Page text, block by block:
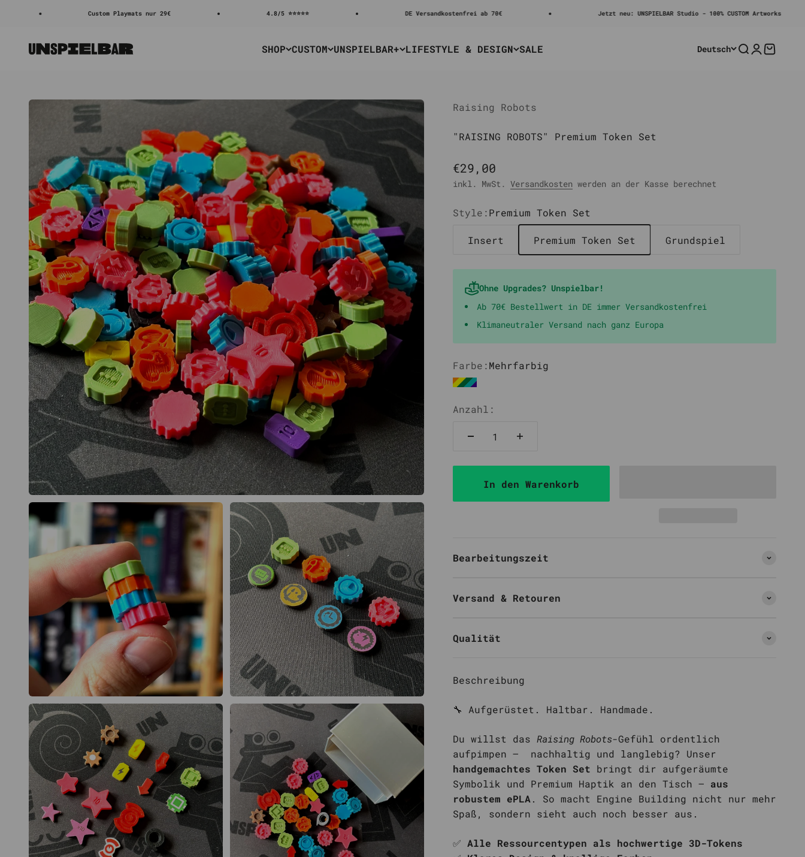
Custom Playmats nur 29€ 4.8/5 ⭐⭐⭐⭐⭐ DE Versandkostenfrei ab 70€ Jetzt neu: UNSPIELBAR Studio - 100% CUSTOM Artworks
SHOP CUSTOM UNSPIELBAR+ LIFESTYLE & DESIGN SALE
Unspielbar Deutsch SucheAnmelden
Raising Robots
"RAISING ROBOTS" Premium Token Set
Angebot
€29,00
inkl. MwSt. Versandkosten werden an der Kasse berechnet
Style:Premium Token Set
Insert Premium Token Set Grundspiel
Ohne Upgrades? Unspielbar!
Ab 70€ Bestellwert in DE immer Versandkostenfrei
Klimaneutraler Versand nach ganz Europa
Farbe:Mehrfarbig
Mehrfarbig
Anzahl:
In den Warenkorb
Bearbeitungszeit
Versand & Retouren
Qualität
Beschreibung
🔧 Aufgerüstet. Haltbar. Handmade.
Du willst das Raising Robots-Gefühl ordentlich
aufpimpen – nachhaltig und langlebig? Unser
handgemachtes Token Set bringt dir aufgeräumte
Symbolik und Premium Haptik an den Tisch – aus
robustem ePLA. So macht Engine Building nicht nur mehr
Spaß, sondern sieht auch noch besser aus.
✅ Alle Ressourcentypen als hochwertige 3D-Tokens